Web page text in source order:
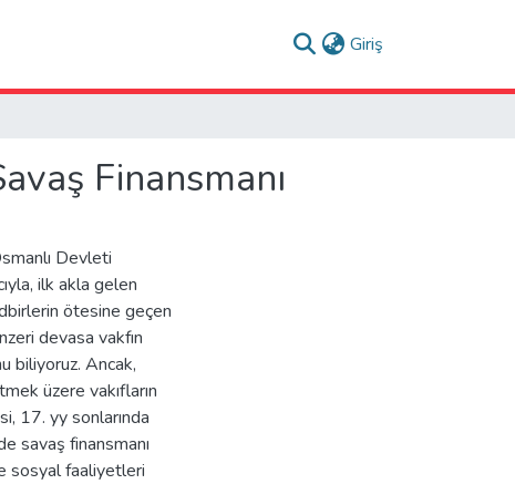
Giriş
Finansmanı
Devleti
ilk akla gelen
ötesine geçen
devasa vakfın
biliyoruz. Ancak,
üzere vakıfların
17. yy sonlarında
savaş finansmanı
sosyal faaliyetleri